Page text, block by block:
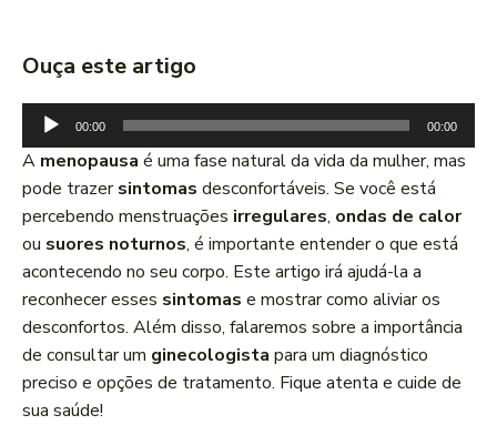
Ouça este artigo
o
c
a
d
o
r
d
e
á
u
d
00:00 00:00
A menopausa é uma fase natural da vida da mulher, mas
pode trazersintomas desconfortáveis. Se você está
percebendo menstruações irregulares, ondas de calor
ou suores noturnos, é importante entender o que está
acontecendo no seu corpo. Este artigo irá ajudá-la a
reconhecer esses sintomas e mostrar como aliviar os
desconfortos. Além disso, falaremos sobre a importância
de consultar um ginecologista para um diagnóstico
preciso e opções de tratamento. Fique atenta e cuide de
sua saúde!